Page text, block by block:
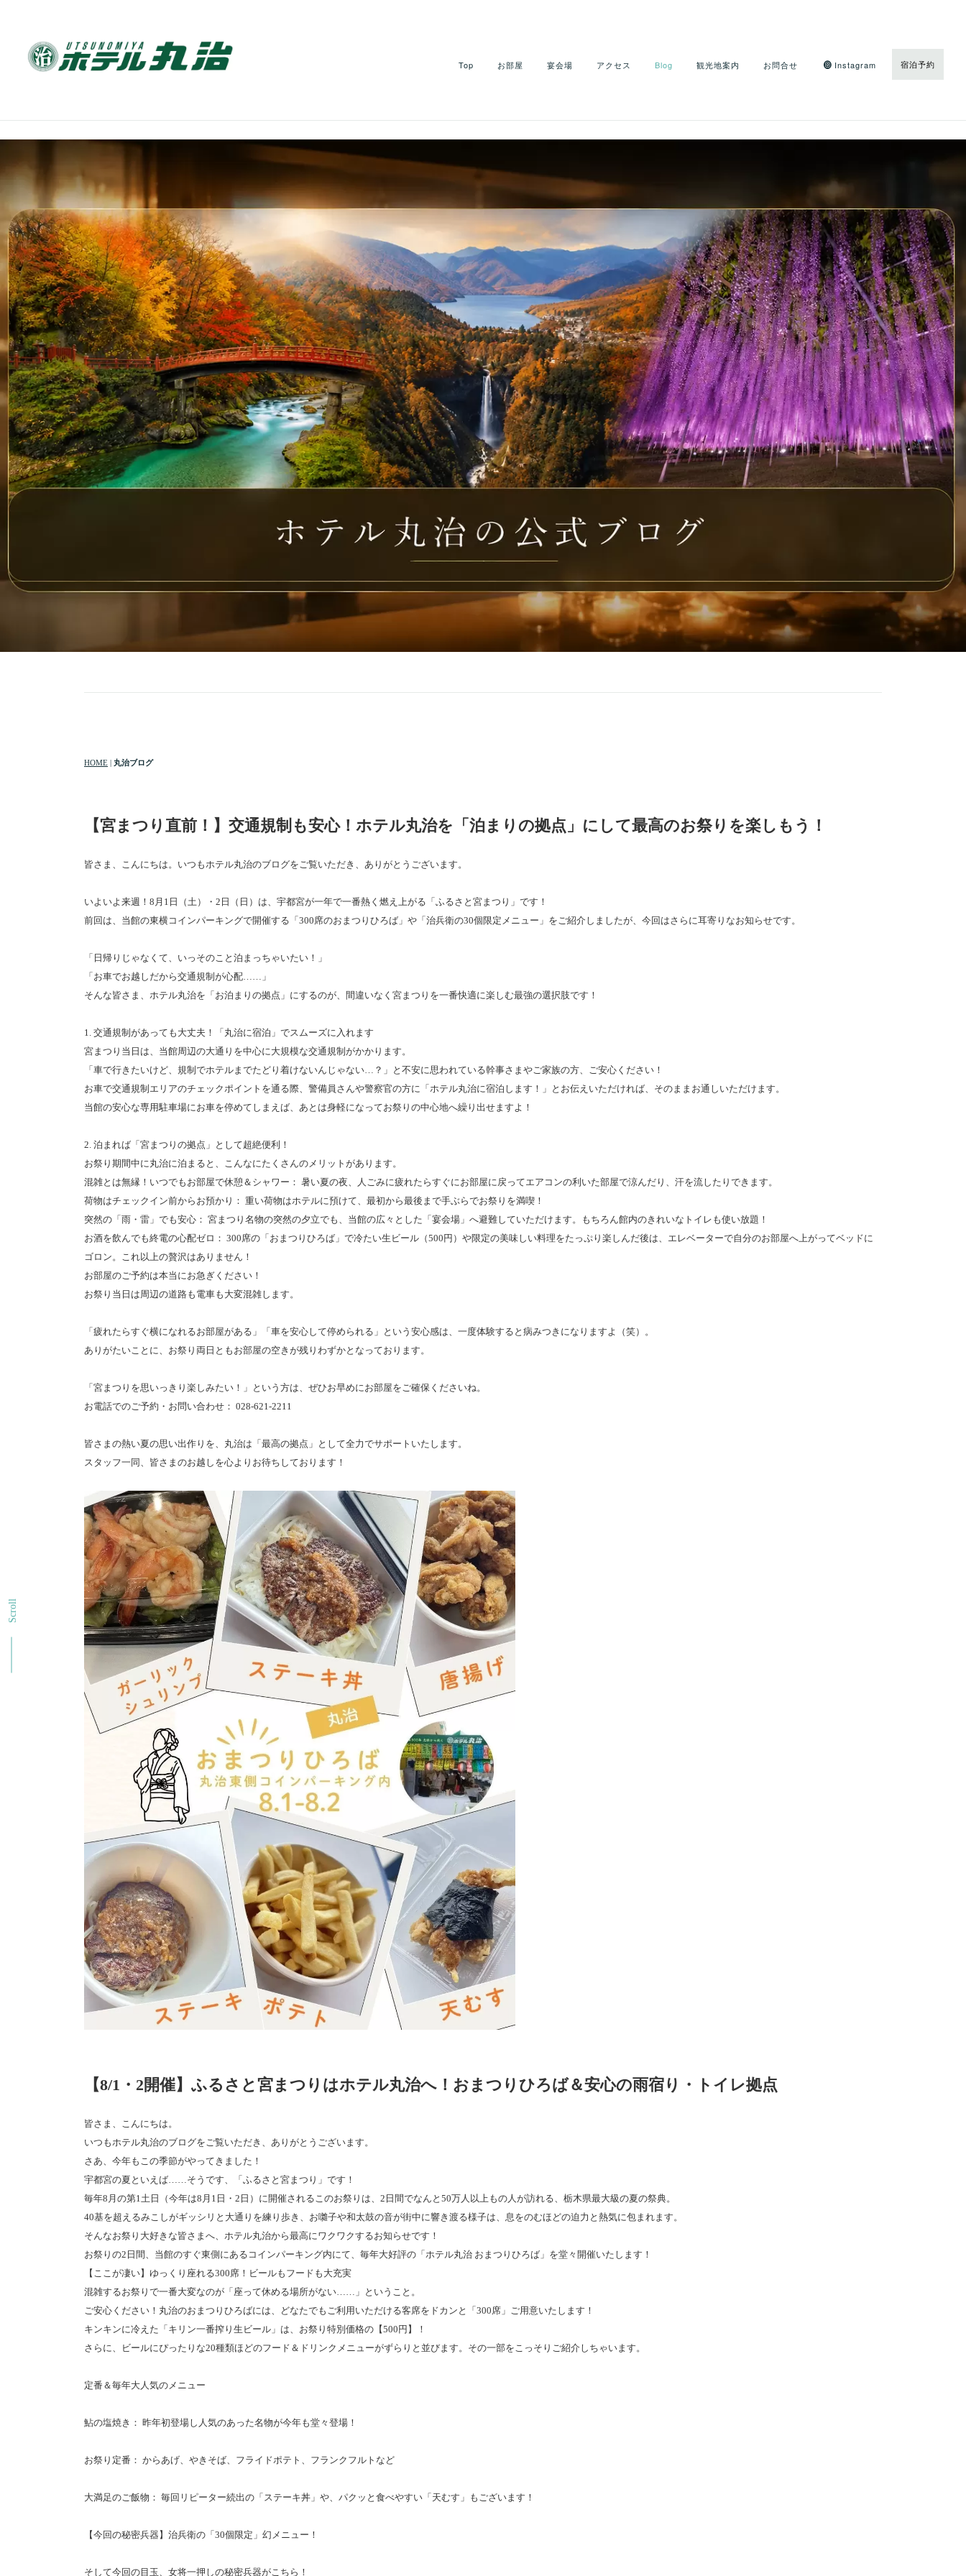
Top お部屋 宴会場 アクセス Blog 観光地案内 お問合せ Instagram 宿泊予約
HOME | 丸治ブログ
【宮まつり直前！】交通規制も安心！ホテル丸治を「泊まりの拠点」にして最高のお祭りを楽しもう！
皆さま、こんにちは。いつもホテル丸治のブログをご覧いただき、ありがとうございます。
いよいよ来週！8月1日（土）・2日（日）は、宇都宮が一年で一番熱く燃え上がる「ふるさと宮まつり」です！
前回は、当館の東横コインパーキングで開催する「300席のおまつりひろば」や「治兵衛の30個限定メニュー」をご紹介しましたが、今回はさらに耳寄りなお知らせです。
「日帰りじゃなくて、いっそのこと泊まっちゃいたい！」
「お車でお越しだから交通規制が心配……」
そんな皆さま、ホテル丸治を「お泊まりの拠点」にするのが、間違いなく宮まつりを一番快適に楽しむ最強の選択肢です！
1. 交通規制があっても大丈夫！「丸治に宿泊」でスムーズに入れます
宮まつり当日は、当館周辺の大通りを中心に大規模な交通規制がかかります。
「車で行きたいけど、規制でホテルまでたどり着けないんじゃない…？」と不安に思われている幹事さまやご家族の方、ご安心ください！
お車で交通規制エリアのチェックポイントを通る際、警備員さんや警察官の方に「ホテル丸治に宿泊します！」とお伝えいただければ、そのままお通しいただけます。
当館の安心な専用駐車場にお車を停めてしまえば、あとは身軽になってお祭りの中心地へ繰り出せますよ！
2. 泊まれば「宮まつりの拠点」として超絶便利！
お祭り期間中に丸治に泊まると、こんなにたくさんのメリットがあります。
混雑とは無縁！いつでもお部屋で休憩＆シャワー： 暑い夏の夜、人ごみに疲れたらすぐにお部屋に戻ってエアコンの利いた部屋で涼んだり、汗を流したりできます。
荷物はチェックイン前からお預かり： 重い荷物はホテルに預けて、最初から最後まで手ぶらでお祭りを満喫！
突然の「雨・雷」でも安心： 宮まつり名物の突然の夕立でも、当館の広々とした「宴会場」へ避難していただけます。もちろん館内のきれいなトイレも使い放題！
お酒を飲んでも終電の心配ゼロ： 300席の「おまつりひろば」で冷たい生ビール（500円）や限定の美味しい料理をたっぷり楽しんだ後は、エレベーターで自分のお部屋へ上がってベッドに
ゴロン。これ以上の贅沢はありません！
お部屋のご予約は本当にお急ぎください！
お祭り当日は周辺の道路も電車も大変混雑します。
「疲れたらすぐ横になれるお部屋がある」「車を安心して停められる」という安心感は、一度体験すると病みつきになりますよ（笑）。
ありがたいことに、お祭り両日ともお部屋の空きが残りわずかとなっております。
「宮まつりを思いっきり楽しみたい！」という方は、ぜひお早めにお部屋をご確保くださいね。
お電話でのご予約・お問い合わせ： 028-621-2211
皆さまの熱い夏の思い出作りを、丸治は「最高の拠点」として全力でサポートいたします。
スタッフ一同、皆さまのお越しを心よりお待ちしております！
【8/1・2開催】ふるさと宮まつりはホテル丸治へ！おまつりひろば＆安心の雨宿り・トイレ拠点
皆さま、こんにちは。
いつもホテル丸治のブログをご覧いただき、ありがとうございます。
さあ、今年もこの季節がやってきました！
宇都宮の夏といえば……そうです、「ふるさと宮まつり」です！
毎年8月の第1土日（今年は8月1日・2日）に開催されるこのお祭りは、2日間でなんと50万人以上もの人が訪れる、栃木県最大級の夏の祭典。
40基を超えるみこしがギッシリと大通りを練り歩き、お囃子や和太鼓の音が街中に響き渡る様子は、息をのむほどの迫力と熱気に包まれます。
そんなお祭り大好きな皆さまへ、ホテル丸治から最高にワクワクするお知らせです！
お祭りの2日間、当館のすぐ東側にあるコインパーキング内にて、毎年大好評の「ホテル丸治 おまつりひろば」を堂々開催いたします！
【ここが凄い】ゆっくり座れる300席！ビールもフードも大充実
混雑するお祭りで一番大変なのが「座って休める場所がない……」ということ。
ご安心ください！丸治のおまつりひろばには、どなたでもご利用いただける客席をドカンと「300席」ご用意いたします！
キンキンに冷えた「キリン一番搾り生ビール」は、お祭り特別価格の【500円】！
さらに、ビールにぴったりな20種類ほどのフード＆ドリンクメニューがずらりと並びます。その一部をこっそりご紹介しちゃいます。
定番＆毎年大人気のメニュー
鮎の塩焼き： 昨年初登場し人気のあった名物が今年も堂々登場！
お祭り定番： からあげ、やきそば、フライドポテト、フランクフルトなど
大満足のご飯物： 毎回リピーター続出の「ステーキ丼」や、パクッと食べやすい「天むす」もございます！
【今回の秘密兵器】治兵衛の「30個限定」幻メニュー！
そして今回の目玉、女将一押しの秘密兵器がこちら！
Scroll